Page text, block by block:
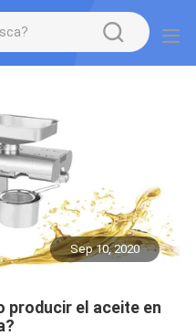
Sep 10, 2020
producir el aceite en